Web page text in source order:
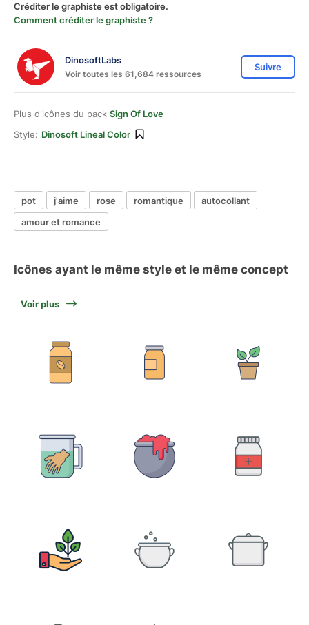
Créditer le graphiste est obligatoire.
Comment créditer le graphiste ?
DinosoftLabs
Voir toutes les 61,684 ressources
Suivre
Plus d'icônes du pack Sign Of Love
Style: Dinosoft Lineal Color
pot j'aime rose romantique
autocollant
amour et romance
Icônes ayant le même style et le même concept
Voir plus